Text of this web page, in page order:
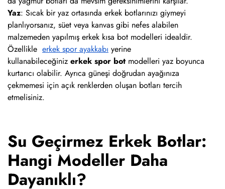
Yaz: Sıcak bir yaz ortasında erkek botlarınızı giymeyi
planlıyorsanız, süet veya kanvas gibi nefes alabilen
malzemeden yapılmış erkek kısa bot modelleri idealdir.
Özellikle erkek spor ayakkabı yerine
kullanabileceğiniz erkek spor bot modelleri yaz boyunca
kurtarıcı olabilir. Ayrıca güneşi doğrudan ayağınıza
çekmemesi için açık renklerden oluşan botları tercih
etmelisiniz.
Su Geçirmez Erkek Botlar:
Hangi Modeller Daha
Dayanıklı?